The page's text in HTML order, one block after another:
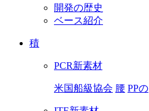
開発の歴史
ベース紹介
積
PCR新素材
米国船級協会 腰 PPの